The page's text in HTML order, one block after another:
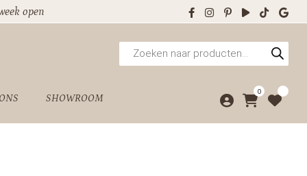
open
Producten
zoeken
SHOWROOM
0